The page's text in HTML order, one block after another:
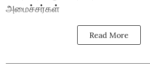
அமைச்சர்கள்
Read More